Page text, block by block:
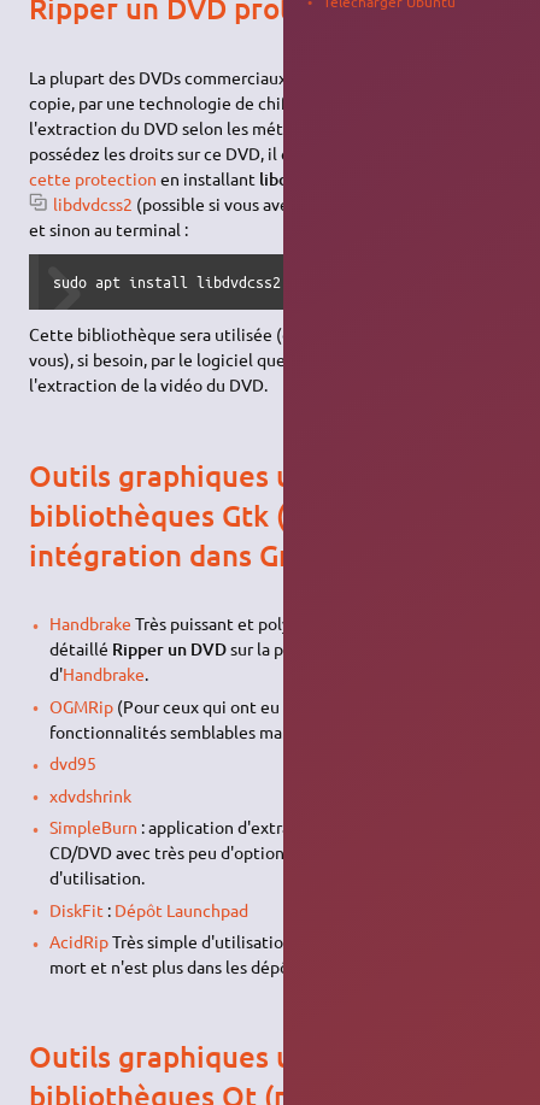
Ripper un DVD protégé par CSS
La plupart des DVDs commerciaux sont protégés contre la
copie, par une technologie de chiffrement qui empêche
l'extraction du DVD selon les méthodes classiques. Si vous
possédez les droits sur ce DVD, il est possible de
cette protection en installant libdvdcss2
libdvdcss2 (possible si vous avez installé le paquet
et sinon au terminal :
sudo apt install libdvdcss2
Cette bibliothèque sera utilisée (de façon transparente pour
vous), si besoin, par le logiciel que vous utiliserez pour faire
l'extraction de la vidéo du DVD.
Outils graphiques utilisant les
bibliothèques Gtk (meilleure
intégration dans Gnome)
Handbrake Très puissant et polyvalent. Allez au chapitre
détaillé Ripper un DVDsur la page de la documentation
d'Handbrake.
OGMRip(Pour ceux qui ont eu des erreurs avec dvdrip,
fonctionnalités semblables mais moins de bug)
dvd95
xdvdshrink
SimpleBurn : application d'extraction et de gravure de
CD/DVD avec très peu d'option pour la rendre facile
d'utilisation.
DiskFit : Dépôt Launchpad
AcidRipTrès simple d'utilisation, mais le projet est au point
mort et n'est plus dans les dépôts depuis Ubuntu 22.04.
Outils graphiques utilisant les
bibliothèques Qt (meilleure